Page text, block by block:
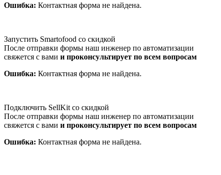
Ошибка: Контактная форма не найдена.
Запустить Smartofood со скидкой
После отправки формы наш инженер по автоматизации
свяжется с вами и проконсультирует по всем вопросам
Ошибка: Контактная форма не найдена.
Подключить SellKit со скидкой
После отправки формы наш инженер по автоматизации
свяжется с вами и проконсультирует по всем вопросам
Ошибка: Контактная форма не найдена.